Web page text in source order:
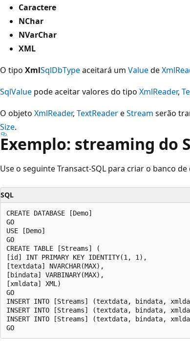
Caractere
NChar
NVarChar
XML
O tipo XmlSqlDbTypeaceitará um Valuede
SqlValue pode aceitar valores do tipo XmlReader,
O objeto XmlReader, TextReadereStream serão
Size.
Exemplo: streaming do
Use o seguinte Transact-SQL para criar o banco
SQL
CREATE DATABASE [Demo]
GO
USE [Demo]
GO
CREATE TABLE [Streams] (
[id] INT PRIMARY KEY IDENTITY(1, 1),
[textdata] NVARCHAR(MAX),
[bindata] VARBINARY(MAX),
[xmldata] XML)
GO
INSERT INTO [Streams] (textdata, bindata,
INSERT INTO [Streams] (textdata, bindata,
INSERT INTO [Streams] (textdata, bindata,